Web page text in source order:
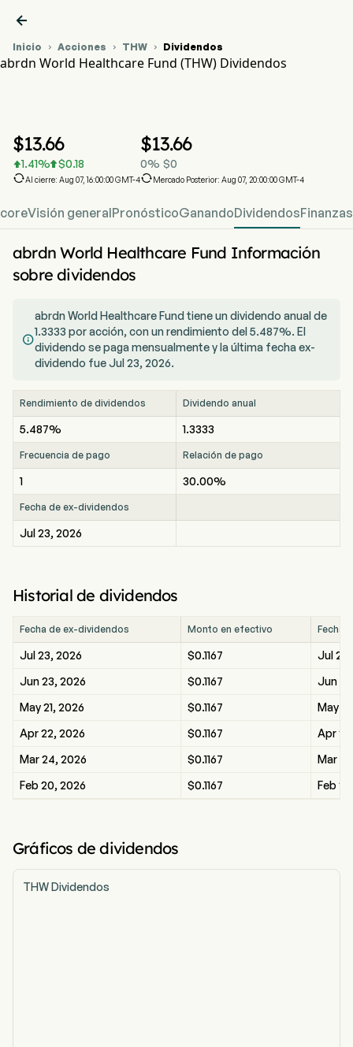

Inicio  Acciones  THW  Dividendos
abrdn World Healthcare Fund (THW) Dividendos
$13.66
1.41% $0.18
Al cierre: Aug 07, 16:00:00 GMT-4
$13.66
0% $0
Mercado Posterior: Aug 07, 20:00:00 GMT-4
Visión generalPronósticoGanandoDividendosFinanzas
abrdn World Healthcare Fund Información
sobre dividendos

abrdn World Healthcare Fund tiene un dividendo anual de
1.3333 por acción, con un rendimiento del 5.487%. El
dividendo se paga mensualmente y la última fecha ex-
dividendo fue Jul 23, 2026.
Rendimiento de dividendos Dividendo anual
5.487% 1.3333
Frecuencia de pago Relación de pago
1 30.00%
Fecha de ex-dividendos
Jul 23, 2026
Historial de dividendos
Fecha de ex-dividendos Monto en efectivo Fecha
Jul 23, 2026 $0.1167
Jul
Jun 23, 2026
$0.1167
Jun
May 21, 2026
$0.1167
May
Apr 22, 2026
$0.1167
Apr
Mar 24, 2026
$0.1167
Mar
Feb 20, 2026
$0.1167 Feb
Gráficos de dividendos
THW Dividendos